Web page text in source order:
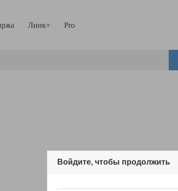
Линк+ Pro
Войдите, чтобы продолжить